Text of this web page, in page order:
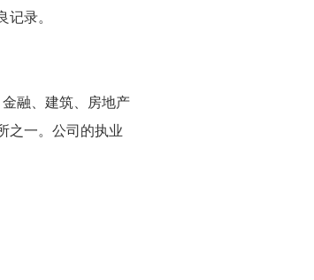
录。
融、建筑、房地产
之一。公司的执业